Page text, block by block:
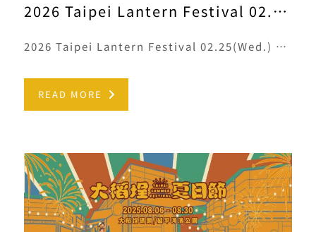
2026 Taipei Lantern Festival 02.25(Wed.) － 03.15(Sun.)
2026 Taipei Lantern Festival 02.25(Wed.) － 03.15(Sun.)
READ MORE